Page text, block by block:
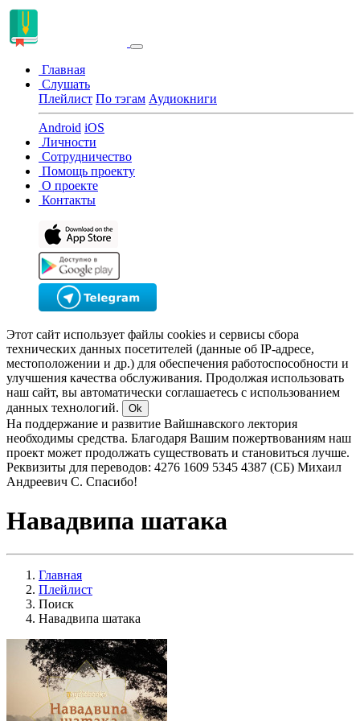
Главная
Слушать
Плейлист По тэгам Аудиокниги
Android iOS
Личности
Сотрудничество
Помощь проекту
О проекте
Контакты
Этот сайт использует файлы cookies и сервисы сбора
технических данных посетителей (данные об IP-адресе,
местоположении и др.) для обеспечения работоспособности и
улучшения качества обслуживания. Продолжая использовать
наш сайт, вы автоматически соглашаетесь с использованием
данных технологий.
Ok
На поддержание и развитие Вайшнавского лектория
необходимы средства. Благодаря Вашим пожертвованиям наш
проект может продолжать существовать и становиться лучше.
Реквизиты для переводов: 4276 1609 5345 4387 (СБ) Михаил
Андреевич С. Спасибо!
Навадвипа шатака
Главная
Плейлист
Поиск
Навадвипа шатака